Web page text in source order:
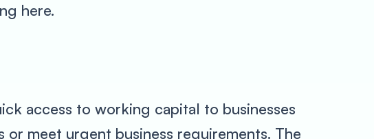
here.
access to working capital to businesses
meet urgent business requirements. The